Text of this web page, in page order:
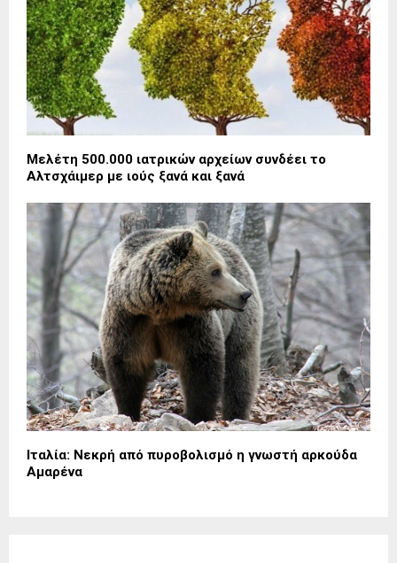
Μελέτη 500.000 ιατρικών αρχείων συνδέει το
Αλτσχάιμερ με ιούς ξανά και ξανά
Ιταλία: Νεκρή από πυροβολισμό η γνωστή αρκούδα
Αμαρένα